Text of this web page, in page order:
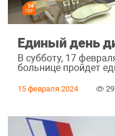
Единый день
В субботу, 17
больнице пройдет
15 февраля 2024